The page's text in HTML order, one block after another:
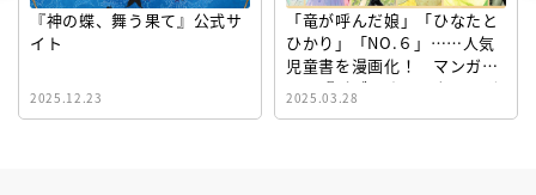
『神の蝶、舞う果て』公式サ
イト
2025.12.23
「竜が呼んだ娘」「ひなたと
ひかり」「NO.６」……人気
児童書を漫画化！ マンガサ
イト『ビブリオシリウス』誕
生！
2025.03.28